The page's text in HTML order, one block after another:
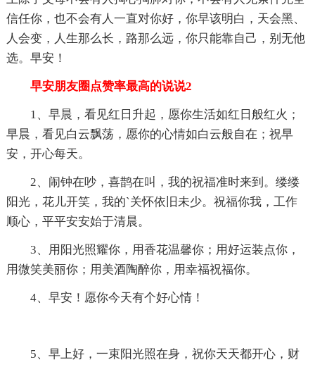
信任你，也不会有人一直对你好，你早该明白，天会黑、
人会变，人生那么长，路那么远，你只能靠自己，别无他
选。早安！
早安朋友圈点赞率最高的说说2
1、早晨，看见红日升起，愿你生活如红日般红火；
早晨，看见白云飘荡，愿你的心情如白云般自在；祝早
安，开心每天。
2、闹钟在吵，喜鹊在叫，我的祝福准时来到。缕缕
阳光，花儿开笑，我的`关怀依旧未少。祝福你我，工作
顺心，平平安安始于清晨。
3、用阳光照耀你，用香花温馨你；用好运装点你，
用微笑美丽你；用美酒陶醉你，用幸福祝福你。
4、早安！愿你今天有个好心情！
5、早上好，一束阳光照在身，祝你天天都开心，财